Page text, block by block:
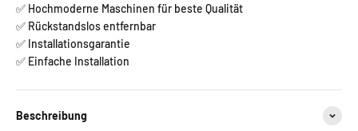
✅ Hochmoderne Maschinen für beste Qualität
✅ Rückstandslos entfernbar
✅ Installationsgarantie
✅ Einfache Installation
Beschreibung